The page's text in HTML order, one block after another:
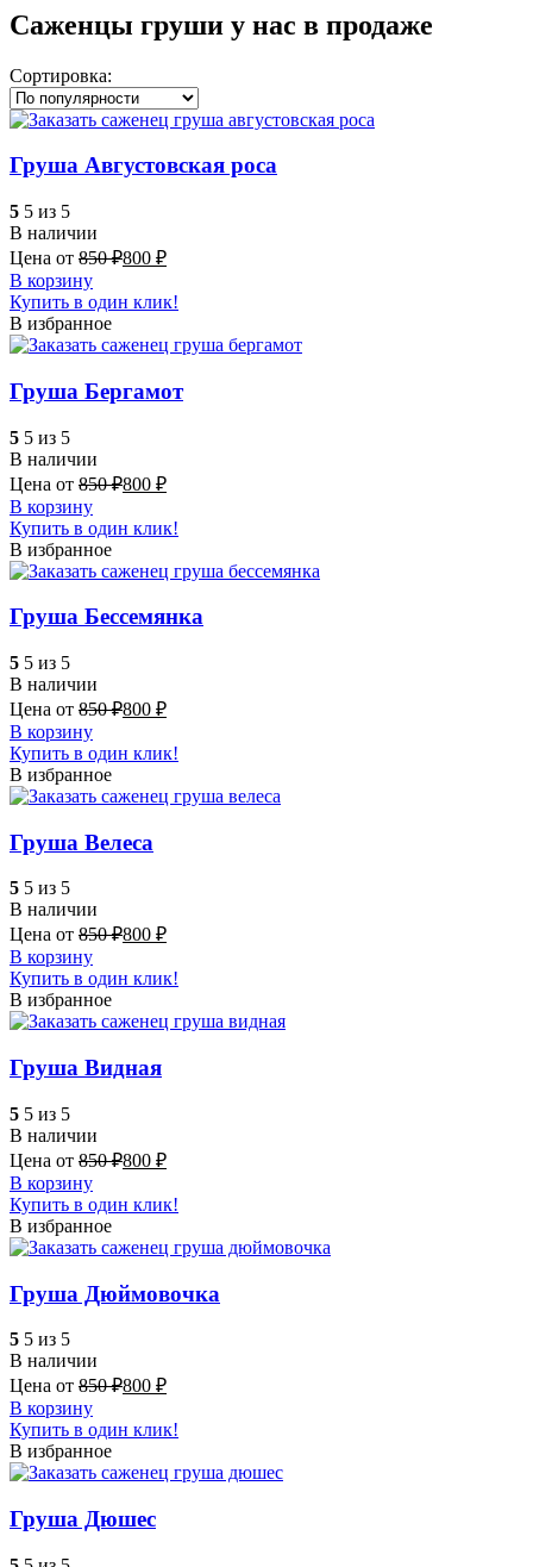
Саженцы груши у нас в продаже
Сортировка:
Груша Августовская роса
5 5 из 5
В наличии
Цена от 850₽800 ₽
В корзину
Купить в один клик!
В избранное
Груша Бергамот
5 5 из 5
В наличии
Цена от 850₽800 ₽
В корзину
Купить в один клик!
В избранное
Груша Бессемянка
5 5 из 5
В наличии
Цена от 850₽800 ₽
В корзину
Купить в один клик!
В избранное
Груша Велеса
5 5 из 5
В наличии
Цена от 850₽800 ₽
В корзину
Купить в один клик!
В избранное
Груша Видная
5 5 из 5
В наличии
Цена от 850₽800 ₽
В корзину
Купить в один клик!
В избранное
Груша Дюймовочка
5 5 из 5
В наличии
Цена от 850₽800 ₽
В корзину
Купить в один клик!
В избранное
Груша Дюшес